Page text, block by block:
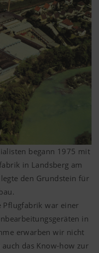
begann 1975 mit
in Landsberg am
den Grundstein für
Pflugfabrik war einer
in
erwarben wir nicht
das Know-how zur